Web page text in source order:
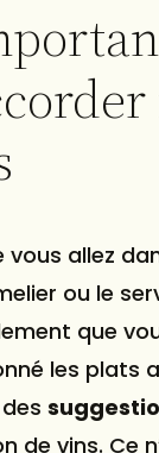
vous allez
ou le
que
les plats
de vins. Ce